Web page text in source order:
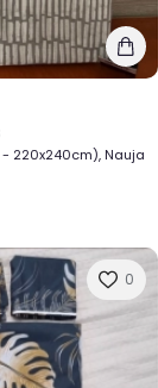
220x240cm), Nauja
0